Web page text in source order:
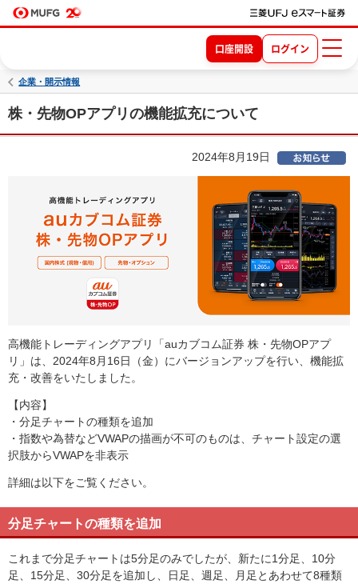
口座開設 ログイン
企業・開示情報
株・先物OPアプリの機能拡充について
2024年8月19日
高機能トレーディングアプリ「auカブコム証券 株・先物OPアプ
リ」は、2024年8月16日（金）にバージョンアップを行い、機能拡
充・改善をいたしました。
【内容】
・分足チャートの種類を追加
・指数や為替などVWAPの描画が不可のものは、チャート設定の選
択肢からVWAPを非表示
詳細は以下をご覧ください。
分足チャートの種類を追加
これまで分足チャートは5分足のみでしたが、新たに1分足、10分
足、15分足、30分足を追加し、日足、週足、月足とあわせて8種類